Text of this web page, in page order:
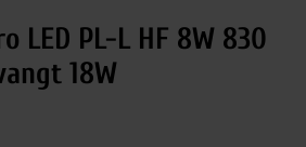
LED PL-L HF 8W 830
18W